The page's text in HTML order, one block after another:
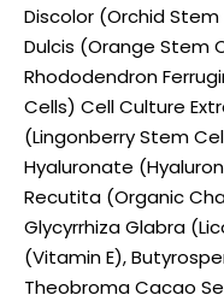
Discolor (Orchid
Dulcis (Orange Stem
Rhododendron
Cells) Cell Culture
(Lingonberry Stem
Hyaluronate
Recutita (Organic
Glycyrrhiza Glabra
(Vitamin E),
Theobroma Cacao